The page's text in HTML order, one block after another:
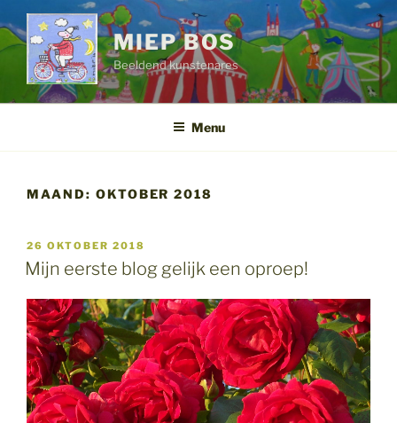
naar
de
inhoud
MIEP BOS
Beeldend kunstenares
Menu
MAAND: OKTOBER 2018
GEPLAATST
OP
26 OKTOBER 2018
Mijn eerste blog gelijk een oproep!